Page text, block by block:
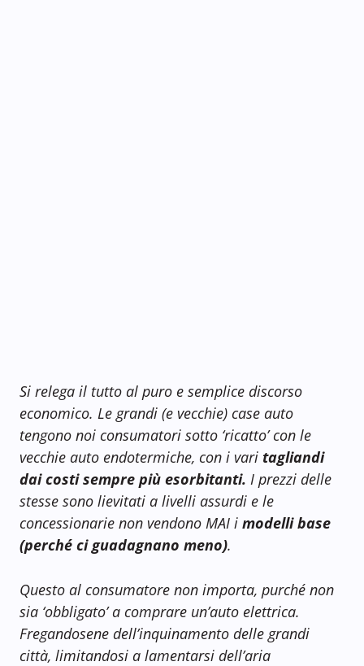
Si relega il tutto al puro e semplice discorso
economico. Le grandi (e vecchie) case auto
tengono noi consumatori sotto ‘ricatto’ con le
vecchie auto endotermiche, con i vari tagliandi
dai costi sempre più esorbitanti. I prezzi delle
stesse sono lievitati a livelli assurdi e le
concessionarie non vendono MAI i modelli base
(perché ci guadagnano meno).
Questo al consumatore non importa, purché non
sia ‘obbligato’ a comprare un’auto elettrica.
Fregandosene dell’inquinamento delle grandi
città, limitandosi a lamentarsi dell’aria